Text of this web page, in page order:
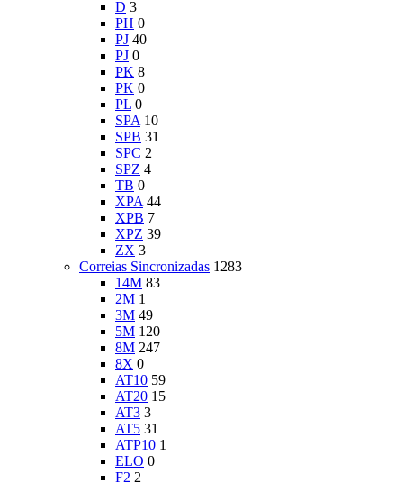
D 3
PH 0
PJ 40
PJ 0
PK 8
PK 0
PL 0
SPA 10
SPB 31
SPC 2
SPZ 4
TB 0
XPA 44
XPB 7
XPZ 39
ZX 3
Correias Sincronizadas 1283
14M 83
2M 1
3M 49
5M 120
8M 247
8X 0
AT10 59
AT20 15
AT3 3
AT5 31
ATP10 1
ELO 0
F2 2